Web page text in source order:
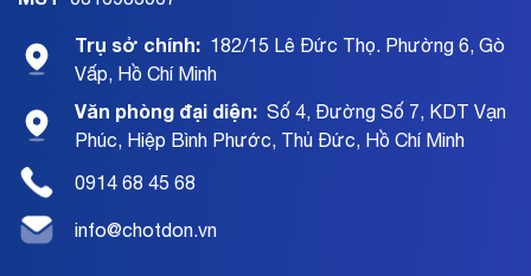
Trụ sở chính: 182/15 Lê Đức Thọ. Phường 6, Gò
Vấp, Hồ Chí Minh
Văn phòng đại diện: Số 4, Đường Số 7, KDT Vạn
Phúc, Hiệp Bình Phước, Thủ Đức, Hồ Chí Minh
0914 68 45 68
info@chotdon.vn